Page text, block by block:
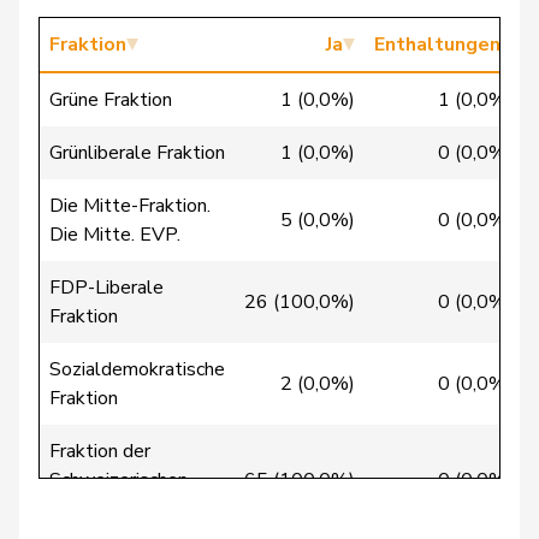
Christ
GL
BS
Clivaz
GRÜNE
VS
Cottier
Damien FDP
NE
Crottaz
Dandrès
de Courten
Thomas SVP
BL
Montmollin
Simone
Fraktion Ja Enthaltungen
Grüne Fraktion 1 (0,0%) 1 (0,0%)
Grünliberale Fraktion
1 (0,0%)
0 (0,0%)
Die Mitte-Fraktion.
Die Mitte. EVP.
5 (0,0%) 0 (0,0%)
FDP-Liberale
Fraktion
26 (100,0%) 0 (0,0%)
Sozialdemokratische
Fraktion
2 (0,0%) 0 (0,0%)
Fraktion der
Schweizerischen
65 (100,0%) 0 (0,0%)